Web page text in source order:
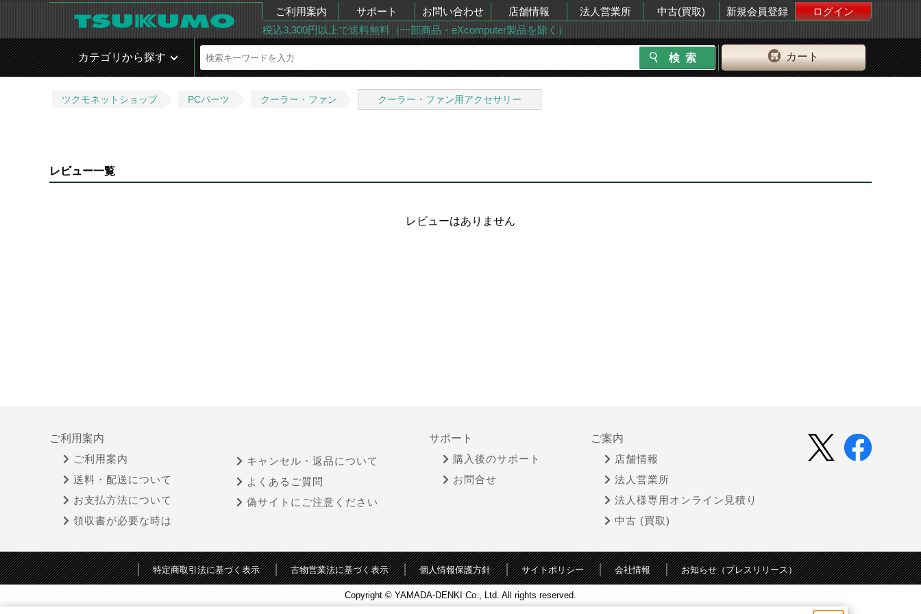
ご利用案内 サポート お問い合わせ 店舗情報 法人営業所 中古(買取) 新規会員登録
ログイン
税込3,300円以上で送料無料（一部商品・eXcomputer製品を除く）
カート
カテゴリから探す
ツクモネットショップ PCパーツ クーラー・ファン クーラー・ファン用アクセサリー
レビュー一覧
レビューはありません
ご利用案内
ご利用案内
送料・配送について
お支払方法について
領収書が必要な時は
キャンセル・返品について
よくあるご質問
偽サイトにご注意ください
サポート
購入後のサポート
お問合せ
ご案内
店舗情報
法人営業所
法人様専用オンライン見積り
中古 (買取)
特定商取引法に基づく表示 古物営業法に基づく表示 個人情報保護方針 サイトポリシー 会社情報 お知らせ（プレスリリース）
Copyright © YAMADA-DENKI Co., Ltd. All rights reserved.